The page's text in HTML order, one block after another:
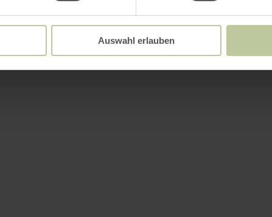
Auswahl erlauben